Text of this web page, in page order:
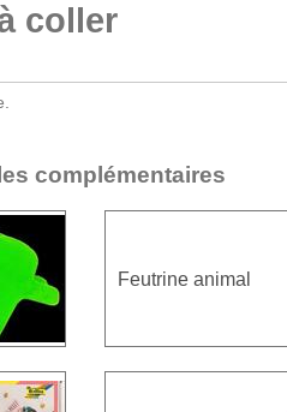
coller
complémentaires
Feutrine animal